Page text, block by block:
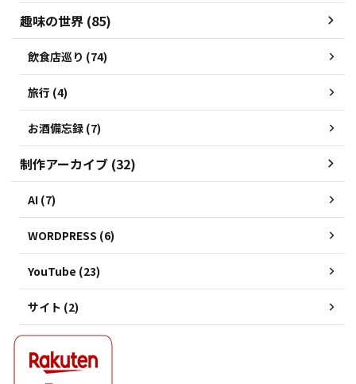
趣味の世界 (85)
飲食店巡り (74)
旅行 (4)
お酒備忘録 (7)
制作アーカイブ (32)
AI (7)
WORDPRESS (6)
YouTube (23)
サイト (2)